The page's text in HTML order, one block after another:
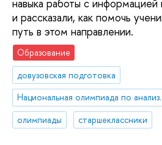
навыка работы с информацией
и рассказали, как помочь
путь в этом направлении.
Образование
довузовская подготовка
Национальная
олимпиады
старшеклассники